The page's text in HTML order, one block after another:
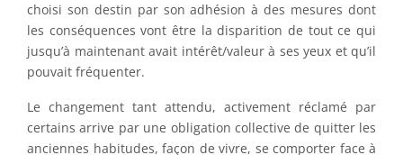
choisi son destin par son adhésion à des mesures dont
les conséquences vont être la disparition de tout ce qui
jusqu’à maintenant avait intérêt/valeur à ses yeux et qu’il
pouvait fréquenter.
Le changement tant attendu, activement réclamé par
certains arrive par une obligation collective de quitter les
anciennes habitudes, façon de vivre, se comporter face à